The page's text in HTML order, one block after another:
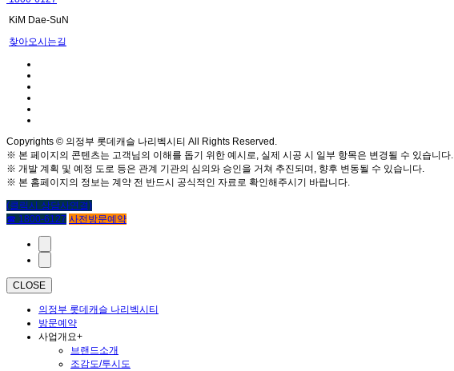
KiM Dae-SuN
찾아오시는길
Copyrights © 의정부 롯데캐슬 나리벡시티 All Rights Reserved.
※ 본 페이지의 콘텐츠는 고객님의 이해를 돕기 위한 예시로, 실제 시공 시 일부 항목은 변경될 수 있습니다.
※ 개발 계획 및 예정 도로 등은 관계 기관의 심의와 승인을 거쳐 추진되며, 향후 변동될 수 있습니다.
※ 본 홈페이지의 정보는 계약 전 반드시 공식적인 자료로 확인해주시기 바랍니다.
(클릭시 상담사연결)
☎ 1800-6127 사전방문예약
CLOSE
의정부 롯데캐슬 나리벡시티
방문예약
사업개요+
브랜드소개
조감도/투시도